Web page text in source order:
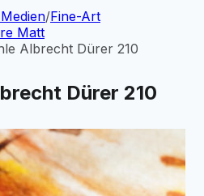
/Fine-Art
Matt
Albrecht Dürer 210
Dürer 210